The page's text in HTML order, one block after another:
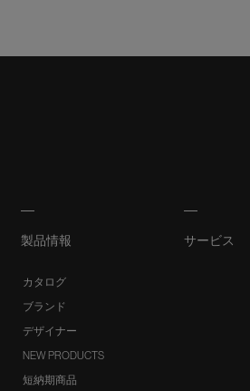
製品情報
カタログ
ブランド
デザイナー
NEW PRODUCTS
短納期商品
サービス